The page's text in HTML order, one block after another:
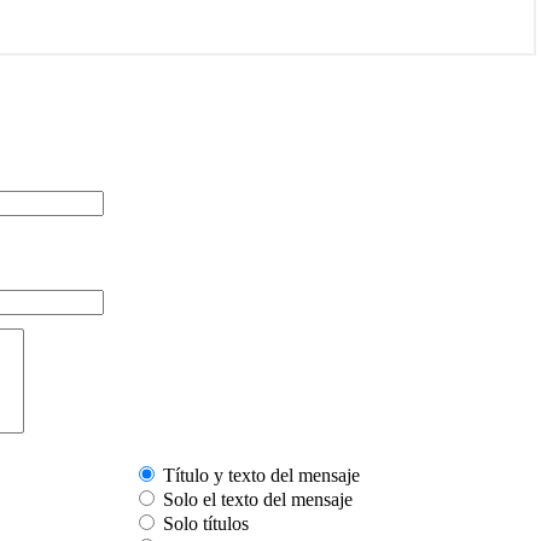
Título y texto del mensaje
Solo el texto del mensaje
Solo títulos